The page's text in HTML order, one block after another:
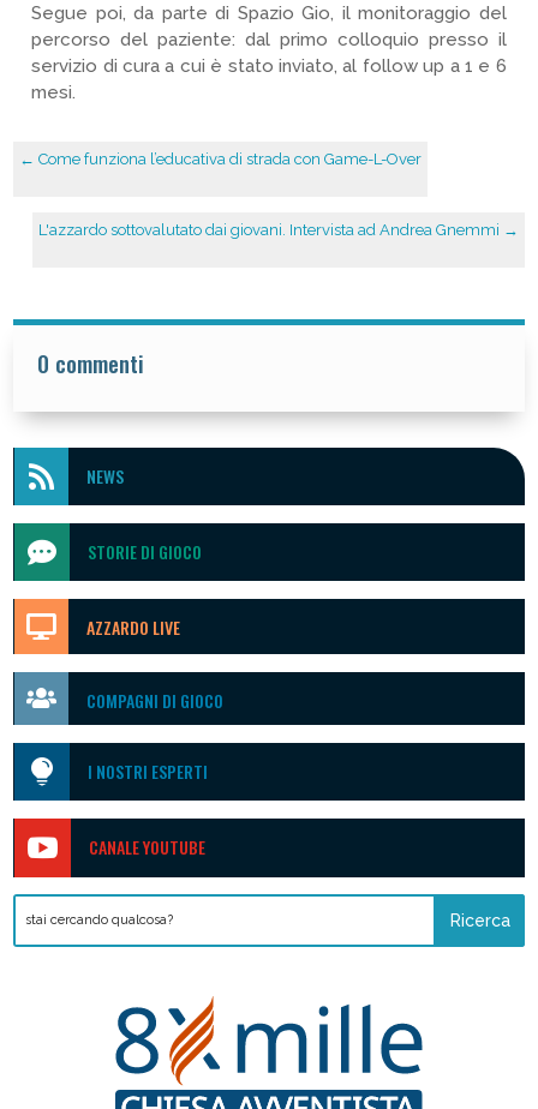
Segue poi, da parte di Spazio Gio, il monitoraggio del
percorso del paziente: dal primo colloquio presso il
servizio di cura a cui è stato inviato, al follow up a 1 e 6
mesi.
←Come funziona l’educativa di strada con Game-L-Over
L'azzardo sottovalutato dai giovani. Intervista ad Andrea Gnemmi →
0 commenti
 NEWS
 STORIE DI GIOCO
 AZZARDO LIVE
 COMPAGNI DI GIOCO
 I NOSTRI ESPERTI
 CANALE YOUTUBE